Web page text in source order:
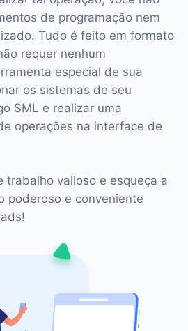
de programação nem
Tudo é feito em formato
requer nenhum
especial de sua
os sistemas de seu
SML e realizar uma
operações na interface de
trabalho valioso e esqueça a
poderoso e conveniente